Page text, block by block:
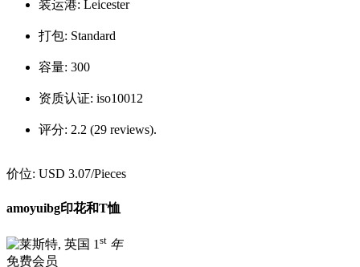
装运港: Leicester
打包: Standard
容量: 300
资质认证: iso10012
评分: 2.2 (29 reviews).
价位: USD 3.07/Pieces
amoyuibg印花和T恤
1 st 年
免费会员